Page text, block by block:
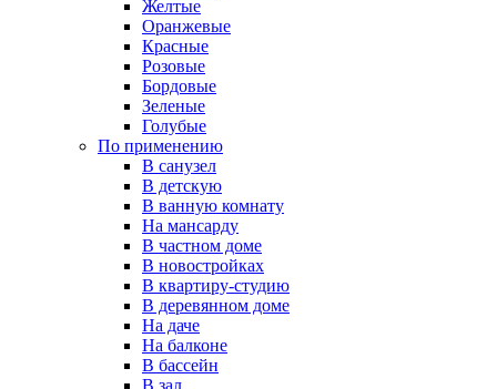
Желтые
Оранжевые
Красные
Розовые
Бордовые
Зеленые
Голубые
По применению
В санузел
В детскую
В ванную комнату
На мансарду
В частном доме
В новостройках
В квартиру-студию
В деревянном доме
На даче
На балконе
В бассейн
В зал